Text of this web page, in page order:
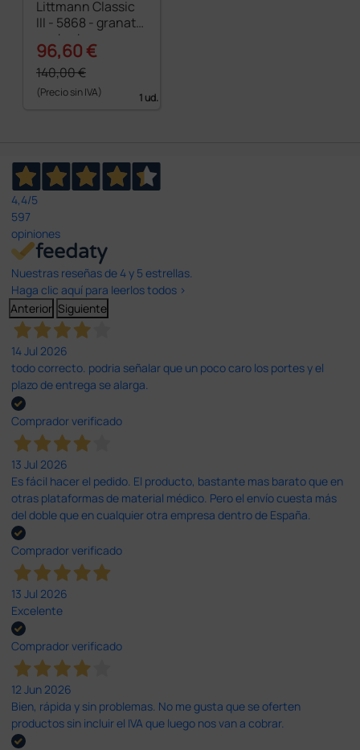
Littmann Classic
III - 5868 - granate
acabado negro
96,60 €
140,00 €
(Precio sin IVA) 1 ud.
4,4/5
597
opiniones
Nuestras reseñas de 4 y 5 estrellas.
Haga clic aquí para leerlos todos >
Anterior Siguiente
14 Jul 2026
todo correcto. podria señalar que un poco caro los portes y el
plazo de entrega se alarga.
Comprador verificado
13 Jul 2026
Es fácil hacer el pedido. El producto, bastante mas barato que en
otras plataformas de material médico. Pero el envío cuesta más
del doble que en cualquier otra empresa dentro de España.
Comprador verificado
13 Jul 2026
Excelente
Comprador verificado
12 Jun 2026
Bien, rápida y sin problemas. No me gusta que se oferten
productos sin incluir el IVA que luego nos van a cobrar.